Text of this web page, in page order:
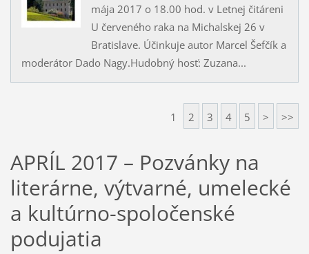
mája 2017 o 18.00 hod. v Letnej čitáreni
U červeného raka na Michalskej 26 v
Bratislave. Účinkuje autor Marcel Šefčík a
moderátor Dado Nagy.Hudobný hosť: Zuzana...
1 2 3 4 5 > >>
APRÍL 2017 – Pozvánky na
literárne, výtvarné, umelecké
a kultúrno-spoločenské
podujatia